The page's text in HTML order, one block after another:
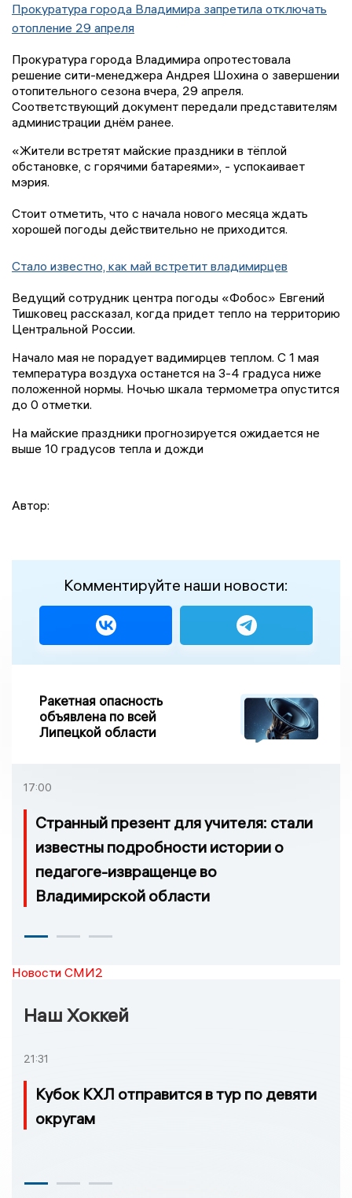
Прокуратура города Владимира запретила отключать
отопление 29 апреля
Прокуратура города Владимира опротестовала
решение сити-менеджера Андрея Шохина о завершении
отопительного сезона вчера, 29 апреля.
Соответствующий документ передали представителям
администрации днём ранее.
«Жители встретят майские праздники в тёплой
обстановке, с горячими батареями», - успокаивает
мэрия.
Стоит отметить, что с начала нового месяца ждать
хорошей погоды действительно не приходится.
Стало известно, как май встретит владимирцев
Ведущий сотрудник центра погоды «Фобос» Евгений
Тишковец рассказал, когда придет тепло на территорию
Центральной России.
Начало мая не порадует вадимирцев теплом. С 1 мая
температура воздуха останется на 3-4 градуса ниже
положенной нормы. Ночью шкала термометра опустится
до 0 отметки.
На майские праздники прогнозируется ожидается не
выше 10 градусов тепла и дожди
Автор:
Комментируйте наши новости:
Ракетная опасность
объявлена по всей
Липецкой области
17:00
Странный презент для учителя: стали
известны подробности истории о
педагоге-извращенце во
Владимирской области
Новости СМИ2
Наш Хоккей
21:31
Кубок КХЛ отправится в тур по девяти
округам